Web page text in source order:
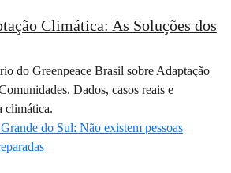
Climática: As Soluções dos
do Greenpeace Brasil sobre Adaptação
Dados, casos reais e
climática.